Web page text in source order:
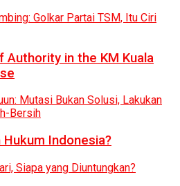
Authority in the KM Kuala
Hukum Indonesia?